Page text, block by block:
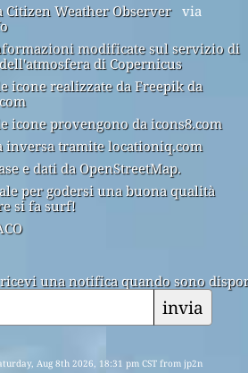
Citizen Weather Observer via
modificate sul servizio di
di Copernicus
icone realizzate da Freepik da
icone provengono da icons8.com
inversa tramite locationiq.com
e dati da OpenStreetMap.
per godersi una buona qualità
si fa surf!
una notifica quando sono
invia
Aug 8th 2026, 18:31 pm CST from jp2n